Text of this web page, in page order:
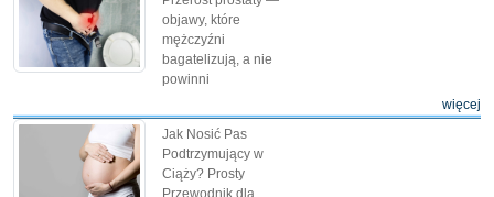
objawy, które
mężczyźni
bagatelizują, a nie
powinni
więcej
Jak Nosić Pas
Podtrzymujący w
Ciąży? Prosty
Przewodnik dla